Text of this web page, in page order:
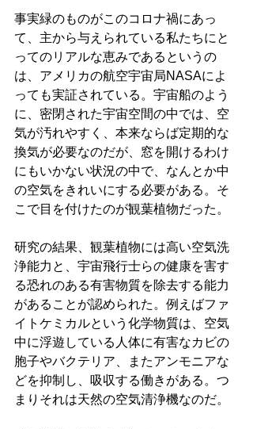
事実緑のものがこのコロナ禍にあっ
て、主から与えられている私たちにと
ってのリアルな恵みであるというの
は、アメリカの航空宇宙局NASAによ
っても実証されている。宇宙船のよう
に、密閉された宇宙空間の中では、空
気が汚れやすく、本来ならば定期的な
換気が必要なのだが、窓を開けるわけ
にもいかない状況の中で、なんとか中
の空気をきれいにする必要がある。そ
こで目を付けたのが観葉植物だった。
研究の結果、観葉植物には高い空気洗
浄能力と、宇宙飛行士らの健康を害す
る恐れのある有害物質を除去する能力
があることが認められた。例えばファ
イトケミカルという化学物質は、空気
中に浮遊している人体に有害なカビの
胞子やバクテリア、またアンモニアな
どを抑制し、吸収する働きがある。つ
まりそれは天然の空気清浄機なのだ。